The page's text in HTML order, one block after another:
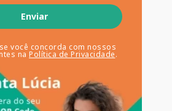
Enviar
você concorda com nossos
na Política de Privacidade.